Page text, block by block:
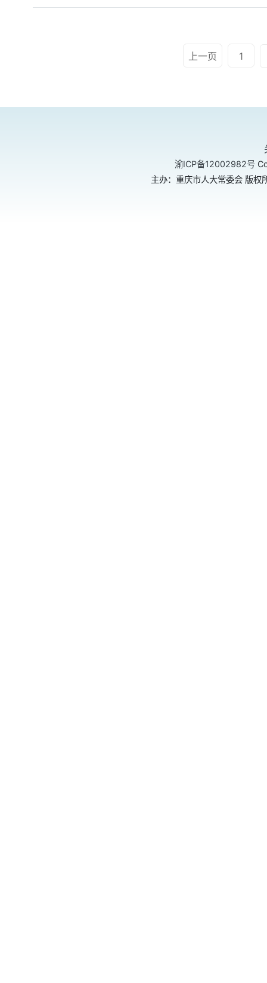
上一页 1
渝ICP备12002982号
主办：重庆市人大常委会 版